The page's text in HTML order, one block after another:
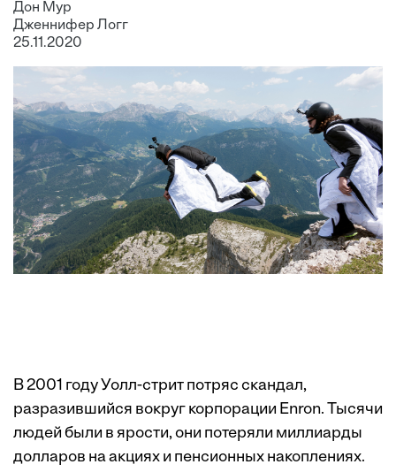
Дон Мур
Дженнифер Логг
25.11.2020
В 2001 году Уолл-стрит потряс скандал,
разразившийся вокруг корпорации Enron. Тысячи
людей были в ярости, они потеряли миллиарды
долларов на акциях и пенсионных накоплениях.